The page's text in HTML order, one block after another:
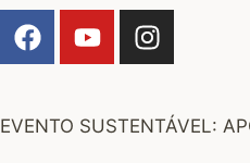
EVENTO SUSTENTÁVEL: